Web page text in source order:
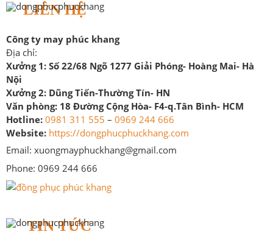
LIÊN HỆ
Công ty may phúc khang
Địa chỉ:
Xưởng 1: Số 22/68 Ngõ 1277 Giải Phóng- Hoàng Mai- Hà
Nội
Xưởng 2: Dũng Tiến-Thường Tín- HN
Văn phòng: 18 Đường Cộng Hòa- F4-q.Tân Bình- HCM
Hotline: 0981 311 555 – 0969 244 666
Website: https://dongphucphuckhang.com
Email: xuongmayphuckhang@gmail.com
Phone: 0969 244 666
TIN TỨC